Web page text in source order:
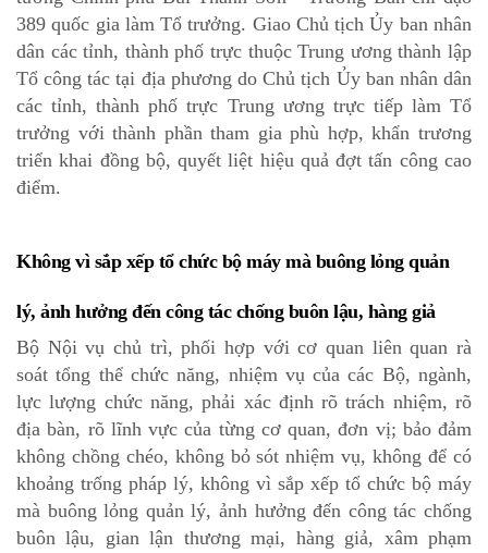
389 quốc gia làm Tổ trưởng. Giao Chủ tịch Ủy ban nhân
dân các tỉnh, thành phố trực thuộc Trung ương thành lập
Tổ công tác tại địa phương do Chủ tịch Ủy ban nhân dân
các tỉnh, thành phố trực Trung ương trực tiếp làm Tổ
trưởng với thành phần tham gia phù hợp, khẩn trương
triển khai đồng bộ, quyết liệt hiệu quả đợt tấn công cao
điểm.
Không vì sắp xếp tổ chức bộ máy mà buông lỏng quản
lý, ảnh hưởng đến công tác chống buôn lậu, hàng giả
Bộ Nội vụ chủ trì, phối hợp với cơ quan liên quan rà
soát tổng thể chức năng, nhiệm vụ của các Bộ, ngành,
lực lượng chức năng, phải xác định rõ trách nhiệm, rõ
địa bàn, rõ lĩnh vực của từng cơ quan, đơn vị; bảo đảm
không chồng chéo, không bỏ sót nhiệm vụ, không để có
khoảng trống pháp lý, không vì sắp xếp tổ chức bộ máy
mà buông lỏng quản lý, ảnh hưởng đến công tác chống
buôn lậu, gian lận thương mại, hàng giả, xâm phạm